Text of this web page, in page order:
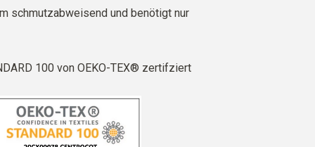
schmutzabweisend und benötigt nur
100 von OEKO-TEX® zertifziert